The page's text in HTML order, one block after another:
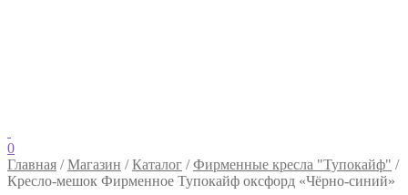
0
Главная /Магазин /Каталог /Фирменные кресла "Тупокайф" /
Кресло-мешок Фирменное Тупокайф оксфорд «Чёрно-синий»